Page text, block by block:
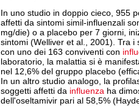
In uno studio in doppio cieco, 955
affetti da sintomi simil-influenzali
mg/die) o a placebo per 7 giorni,
sintomi (Welliver et al., 2001). Tra
con uno dei 163 conviventi con
laboratorio, la malattia si è
nel 12,6% del gruppo placebo
In un altro studio analogo, la
soggetti affetti da influenza ha
dell'oseltamivir pari al 58,5%